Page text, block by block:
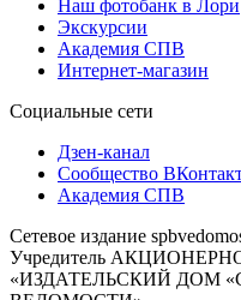
Наш фотобанк в Лори
Экскурсии
Академия СПВ
Интернет-магазин
Социальные сети
Дзен-канал
Сообщество
Академия СПВ
Сетевое издание
Учредитель
«ИЗДАТЕЛЬСКИЙ ДОМ